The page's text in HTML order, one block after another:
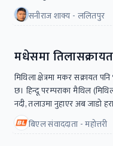
सनीराज शाक्य - ललितपुर
मधेसमा
मिथिला क्षेत्रमा मकर सक्रायत
छ। हिन्दू परम्पराका मैथिल
नदी, तलाउमा नुहाएर अब जाडो
बिएल संवाददाता - महोत्तरी